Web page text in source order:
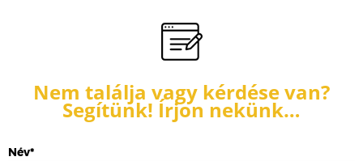
Nem találja vagy kérdése van?
Segítünk! Írjon nekünk…
Név*